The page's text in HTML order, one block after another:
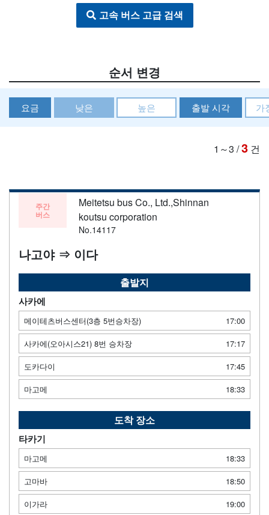
고속 버스 고급 검색
순서 변경
요금 낮은 높은 출발 시각 가
1～3 /3 건
주간
버스
Meitetsu bus Co., Ltd.,Shinnan
koutsu corporation
No.14117
나고야 ⇒ 이다
출발지
사카에
메이테츠버스센터(3층 5번승차장)
17:00
사카에(오아시스21) 8번 승차장
17:17
도카다이
17:45
마고메
18:33
도착 장소
타카기
마고메
18:33
고마바
18:50
이가라
19:00